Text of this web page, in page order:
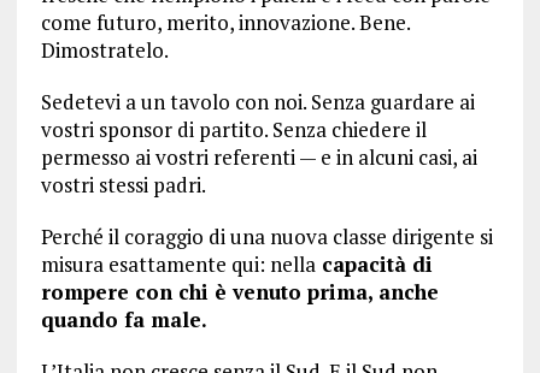
come futuro, merito, innovazione. Bene.
Dimostratelo.
Sedetevi a un tavolo con noi. Senza guardare ai
vostri sponsor di partito. Senza chiedere il
permesso ai vostri referenti — e in alcuni casi, ai
vostri stessi padri.
Perché il coraggio di una nuova classe dirigente si
misura esattamente qui: nellacapacità di
rompere con chi è venuto prima, anche
quando fa male.